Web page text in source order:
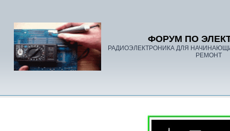
ФОРУМ ПО
РАДИОЭЛЕКТРОНИКА ДЛЯ
РЕМОНТ